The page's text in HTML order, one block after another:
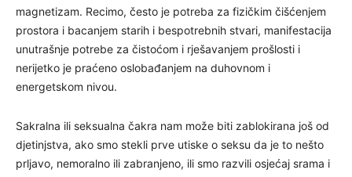
magnetizam. Recimo, često je potreba za fizičkim čišćenjem
prostora i bacanjem starih i bespotrebnih stvari, manifestacija
unutrašnje potrebe za čistoćom i rješavanjem prošlosti i
nerijetko je praćeno oslobađanjem na duhovnom i
energetskom nivou.
Sakralna ili seksualna čakra nam može biti zablokirana još od
djetinjstva, ako smo stekli prve utiske o seksu da je to nešto
prljavo, nemoralno ili zabranjeno, ili smo razvili osjećaj srama i